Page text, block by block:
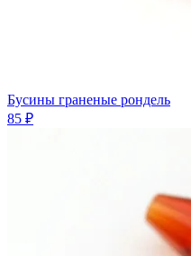
Бусины граненые рондель
85 ₽